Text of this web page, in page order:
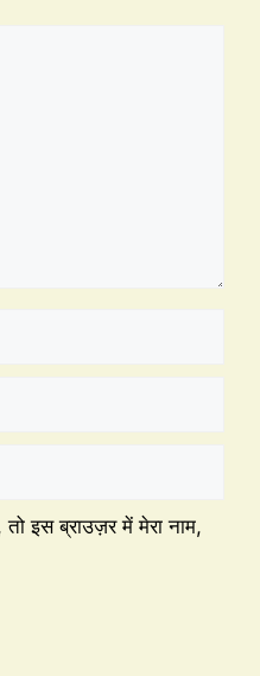
इस ब्राउज़र में मेरा नाम,